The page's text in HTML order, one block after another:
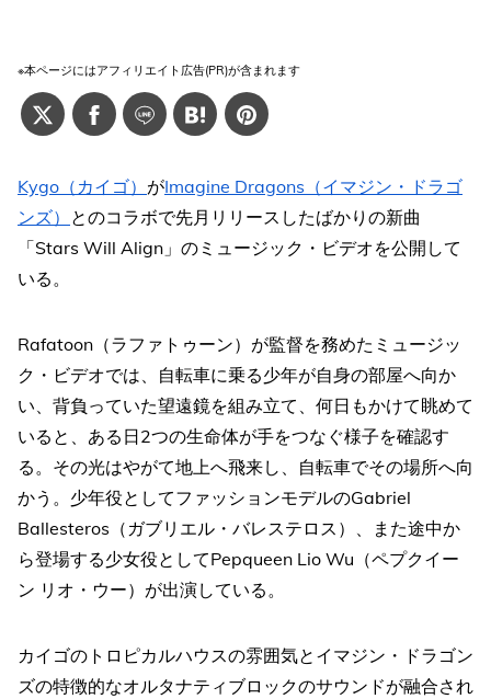
※本ページにはアフィリエイト広告(PR)が含まれます
Kygo（カイゴ） がImagine Dragons（イマジン・ドラゴ
ンズ） とのコラボで先月リリースしたばかりの新曲
「Stars Will Align」のミュージック・ビデオを公開して
いる。
Rafatoon（ラファトゥーン）が監督を務めたミュージッ
ク・ビデオでは、自転車に乗る少年が自身の部屋へ向か
い、背負っていた望遠鏡を組み立て、何日もかけて眺めて
いると、ある日2つの生命体が手をつなぐ様子を確認す
る。その光はやがて地上へ飛来し、自転車でその場所へ向
かう。少年役としてファッションモデルのGabriel
Ballesteros（ガブリエル・バレステロス）、また途中か
ら登場する少女役としてPepqueen Lio Wu（ペプクイー
ン リオ・ウー）が出演している。
カイゴのトロピカルハウスの雰囲気とイマジン・ドラゴン
ズの特徴的なオルタナティブロックのサウンドが融合され